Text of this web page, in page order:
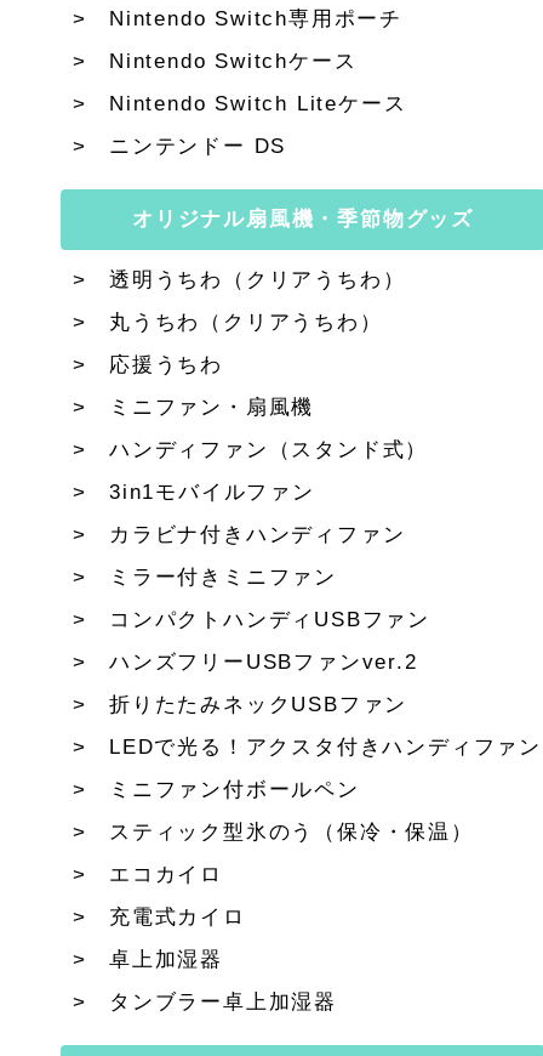
Nintendo Switch専用ポーチ
Nintendo Switchケース
Nintendo Switch Liteケース
ニンテンドー DS
オリジナル扇風機・季節物グッズ
透明うちわ（クリアうちわ）
丸うちわ（クリアうちわ）
応援うちわ
ミニファン・扇風機
ハンディファン（スタンド式）
3in1モバイルファン
カラビナ付きハンディファン
ミラー付きミニファン
コンパクトハンディUSBファン
ハンズフリーUSBファンver.2
折りたたみネックUSBファン
LEDで光る！アクスタ付きハンディファン
ミニファン付ボールペン
スティック型氷のう（保冷・保温）
エコカイロ
充電式カイロ
卓上加湿器
タンブラー卓上加湿器